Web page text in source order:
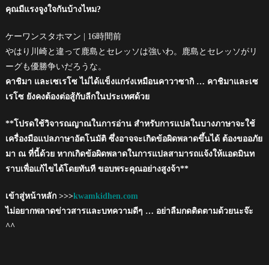
คุณมีแรงจูงใจกันบ้างไหม?
ケーワンスタホマン | 16時間前
やはり川崎と違って鹿島とセレッソは強いわ。鹿島とセレッソがリ
ーグも優勝争いだろうな。
คาชิมา และเซเรโซ ไม่ได้แข็งแกร่งเหมือนคาวาซากิ … คาชิมาและเซ
เรโซ ยังคงต้องต่อสู้กับลีกในประเทศด้วย
**โปรดใช้วิจารณญาณในการอ่าน สำหรับการแปลในบางภาษาจะใช้
เครื่องมือแปลภาษาอัตโนมัติ ซึ่งอาจจะเกิดข้อผิดพลาดขึ้นได้ ต้องขออภัย
มา ณ ที่นี้ด้วย หากเกิดข้อผิดพลาดในการแปลสามารถแจ้งให้แอดมินท
ราบเพื่อแก้ไขได้โดยทันที ขอบพระคุณอย่างสูงจ้า**
เข้าสู่หน้าหลัก >>>kwamkidhen.com
ไม่อยากพลาดข่าวสารและบทความดีๆ … อย่าลืมกดติดตามด้วยนะจ๊ะ
^^